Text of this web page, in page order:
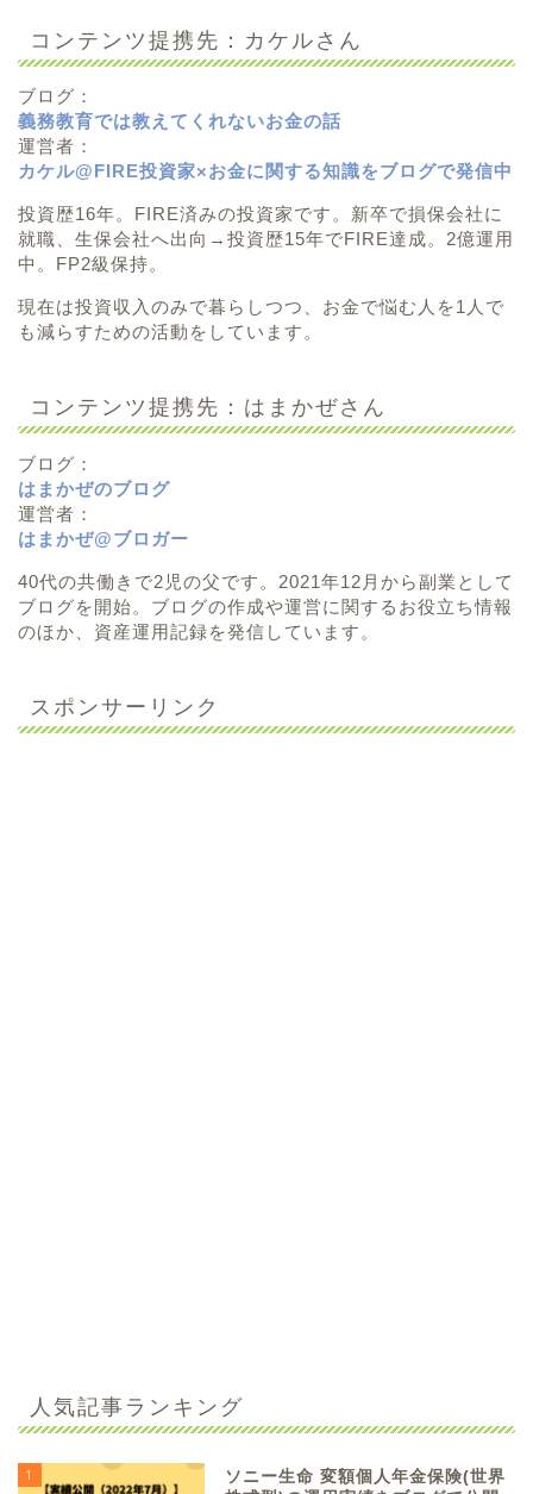
コンテンツ提携先：カケルさん
ブログ：
義務教育では教えてくれないお金の話
運営者：
カケル@FIRE投資家×お金に関する知識をブログで発信中
投資歴16年。FIRE済みの投資家です。新卒で損保会社に
就職、生保会社へ出向→投資歴15年でFIRE達成。2億運用
中。FP2級保持。
現在は投資収入のみで暮らしつつ、お金で悩む人を1人で
も減らすための活動をしています。
コンテンツ提携先：はまかぜさん
ブログ：
はまかぜのブログ
運営者：
はまかぜ@ブロガー
40代の共働きで2児の父です。2021年12月から副業として
ブログを開始。ブログの作成や運営に関するお役立ち情報
のほか、資産運用記録を発信しています。
スポンサーリンク
人気記事ランキング
1
ソニー生命 変額個人年金保険(世界